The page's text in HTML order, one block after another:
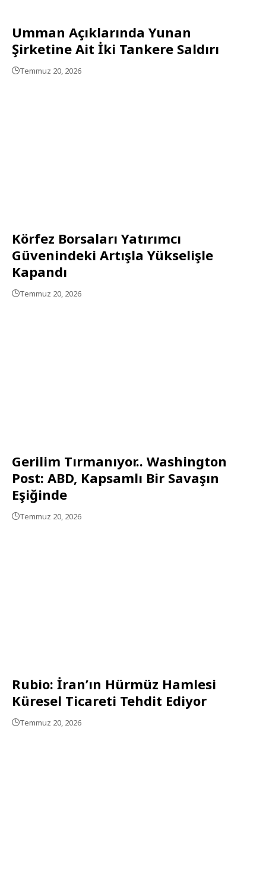
Umman Açıklarında Yunan
Şirketine Ait İki Tankere Saldırı
Temmuz 20, 2026
Körfez Borsaları Yatırımcı
Güvenindeki Artışla Yükselişle
Kapandı
Temmuz 20, 2026
Gerilim Tırmanıyor.. Washington
Post: ABD, Kapsamlı Bir Savaşın
Eşiğinde
Temmuz 20, 2026
Rubio: İran’ın Hürmüz Hamlesi
Küresel Ticareti Tehdit Ediyor
Temmuz 20, 2026